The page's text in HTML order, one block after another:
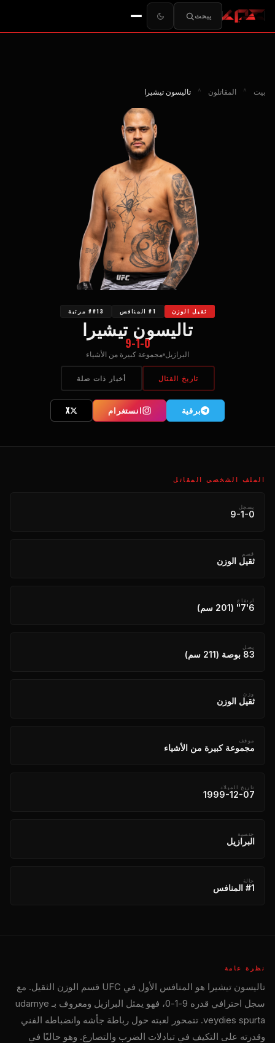
يبحث
بيت ^ المقاتلون ^ تاليسون تيشيرا
ثقيل الوزن #1 المنافس ##13 مرتبة
تاليسون تيشيرا
9-1-0
البرازيل مجموعة كبيرة من الأشياء
تاريخ القتال أخبار ذات صلة
برقية انستغرام X
الملف الشخصي المقاتل
يسجل
9-1-0
قسم
ثقيل الوزن
ارتفاع
6'7" (201 سم)
يصل
83 بوصة (211 سم)
وزن
ثقيل الوزن
موقف
مجموعة كبيرة من الأشياء
تاريخ الميلاد
1999-12-07
جنسية
البرازيل
حالة
#1 المنافس
نظرة عامة
تاليسون تيشيرا هو المنافس الأول في UFC قسم الوزن الثقيل. مع
سجل احترافي قدره 9-1-0، فهو يمثل البرازيل ومعروف بـ udarnye
veydies spurta. تتمحور لعبته حول رباطة جأشه وانضباطه الفني
وقدرته على التكيف في تبادلات الضرب والتصارع. وهو حاليًا في